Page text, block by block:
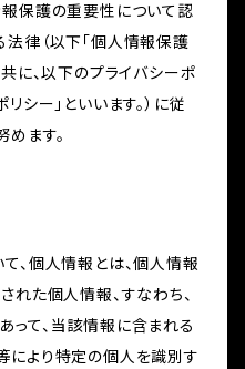
報保護の重要性について認
律（以下「個人情報保護
共に、以下のプライバシーポ
シー」といいます。）に従
ます。
、個人情報とは、個人情報
た個人情報、すなわち、
って、当該情報に含まれる
により特定の個人を識別す